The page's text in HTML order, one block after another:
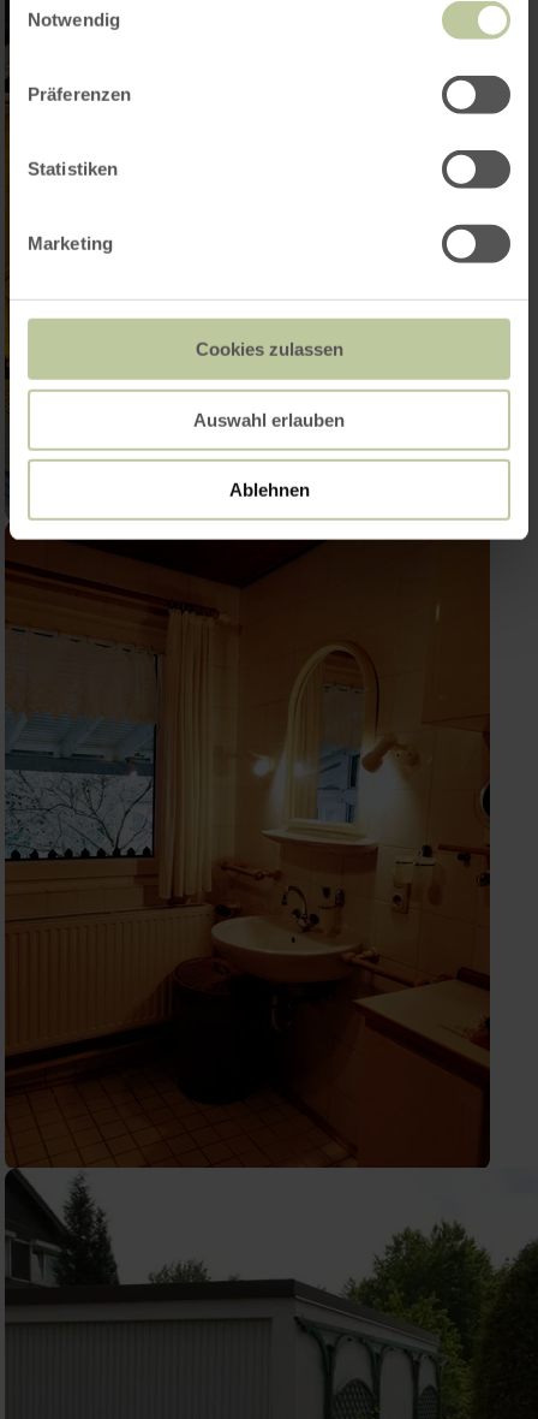
Notwendig
Präferenzen
Statistiken
Marketing
Cookies zulassen
Auswahl erlauben
Ablehnen